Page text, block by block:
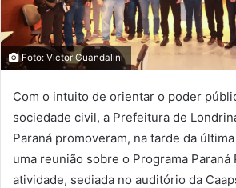
Foto: Victor Guandalini
Com o intuito de orientar o poder
sociedade civil, a Prefeitura de
Paraná promoveram, na tarde da
uma reunião sobre o Programa Paraná
atividade, sediada no auditório da